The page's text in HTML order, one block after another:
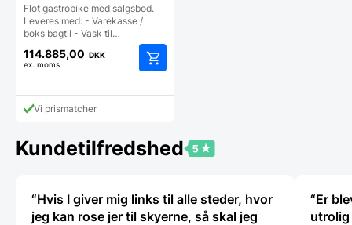
Flot gastrobike med salgsbod.
Leveres med: - Varekasse /
boks bagtil - Vask til…
114.885,00 DKK
ex. moms
vare
Mulighederne
på
varesiden
Vi prismatcher
Kundetilfredshed
“Hvis I giver mig links til alle steder, hvor
jeg kan rose jer til skyerne, så skal jeg
“Er
utrolig